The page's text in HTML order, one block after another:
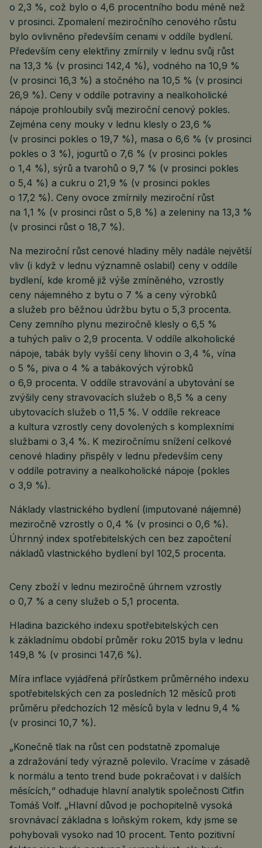
o 2,3 %, což bylo o 4,6 procentního bodu méně než
v prosinci. Zpomalení meziročního cenového růstu
bylo ovlivněno především cenami v oddíle bydlení.
Především ceny elektřiny zmírnily v lednu svůj růst
na 13,3 % (v prosinci 142,4 %), vodného na 10,9 %
(v prosinci 16,3 %) a stočného na 10,5 % (v prosinci
26,9 %). Ceny v oddíle potraviny a nealkoholické
nápoje prohloubily svůj meziroční cenový pokles.
Zejména ceny mouky v lednu klesly o 23,6 %
(v prosinci pokles o 19,7 %), masa o 6,6 % (v prosinci
pokles o 3 %), jogurtů o 7,6 % (v prosinci pokles
o 1,4 %), sýrů a tvarohů o 9,7 % (v prosinci pokles
o 5,4 %) a cukru o 21,9 % (v prosinci pokles
o 17,2 %). Ceny ovoce zmírnily meziroční růst
na 1,1 % (v prosinci růst o 5,8 %) a zeleniny na 13,3 %
(v prosinci růst o 18,7 %).
Na meziroční růst cenové hladiny měly nadále největší
vliv (i když v lednu významně oslabil) ceny v oddíle
bydlení, kde kromě již výše zmíněného, vzrostly
ceny nájemného z bytu o 7 % a ceny výrobků
a služeb pro běžnou údržbu bytu o 5,3 procenta.
Ceny zemního plynu meziročně klesly o 6,5 %
a tuhých paliv o 2,9 procenta. V oddíle alkoholické
nápoje, tabák byly vyšší ceny lihovin o 3,4 %, vína
o 5 %, piva o 4 % a tabákových výrobků
o 6,9 procenta. V oddíle stravování a ubytování se
zvýšily ceny stravovacích služeb o 8,5 % a ceny
ubytovacích služeb o 11,5 %. V oddíle rekreace
a kultura vzrostly ceny dovolených s komplexními
službami o 3,4 %. K meziročnímu snížení celkové
cenové hladiny přispěly v lednu především ceny
v oddíle potraviny a nealkoholické nápoje (pokles
o 3,9 %).
Náklady vlastnického bydlení (imputované nájemné)
meziročně vzrostly o 0,4 % (v prosinci o 0,6 %).
Úhrnný index spotřebitelských cen bez započtení
nákladů vlastnického bydlení byl 102,5 procenta.
Ceny zboží v lednu meziročně úhrnem vzrostly
o 0,7 % a ceny služeb o 5,1 procenta.
Hladina bazického indexu spotřebitelských cen
k základnímu období průměr roku 2015 byla v lednu
149,8 % (v prosinci 147,6 %).
Míra inflace vyjádřená přírůstkem průměrného indexu
spotřebitelských cen za posledních 12 měsíců proti
průměru předchozích 12 měsíců byla v lednu 9,4 %
(v prosinci 10,7 %).
„Konečně tlak na růst cen podstatně zpomaluje
a zdražování tedy výrazně polevilo. Vracíme v zásadě
k normálu a tento trend bude pokračovat i v dalších
měsících,“ odhaduje hlavní analytik společnosti Citfin
Tomáš Volf. „Hlavní důvod je pochopitelně vysoká
srovnávací základna s loňským rokem, kdy jsme se
pohybovali vysoko nad 10 procent. Tento pozitivní